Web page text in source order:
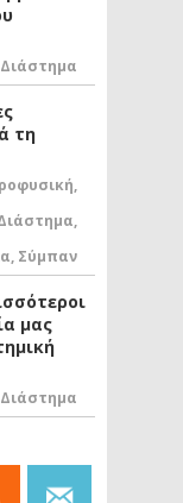
Διάστημα
τη
,
,
, Σύμπαν
μας
Διάστημα